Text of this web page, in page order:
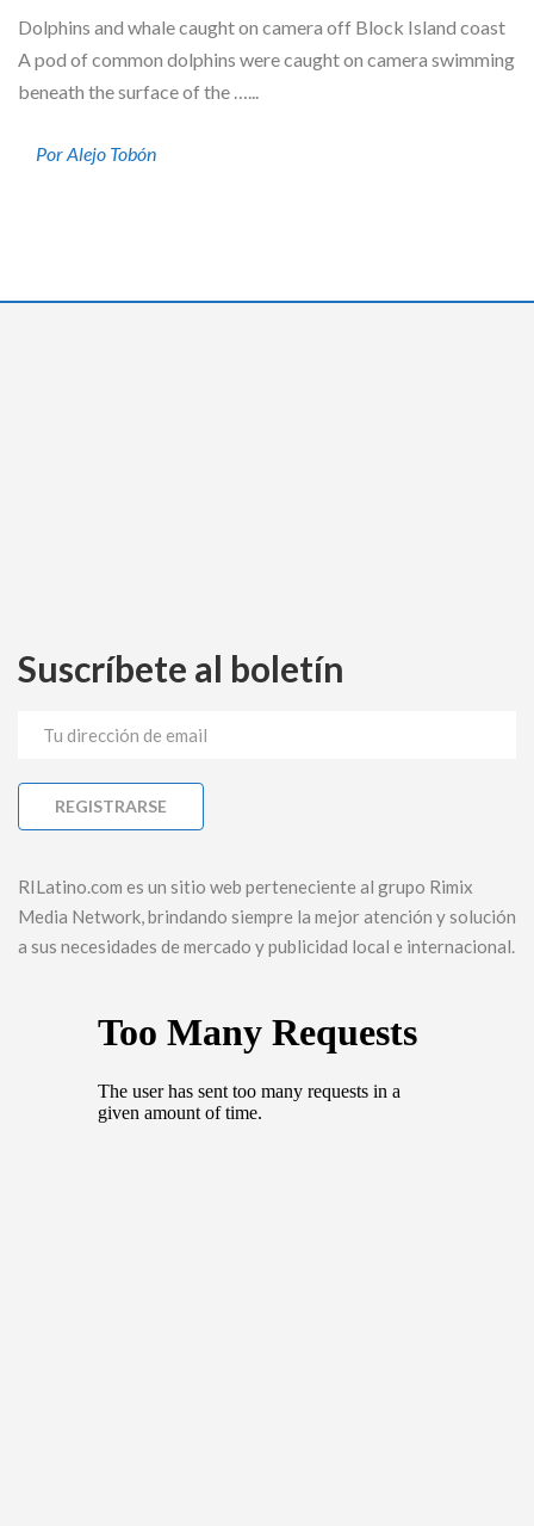
Dolphins and whale caught on camera off Block Island coast
A pod of common dolphins were caught on camera swimming
beneath the surface of the …...
Por Alejo Tobón
Suscríbete al boletín
RILatino.com es un sitio web perteneciente al grupo Rimix
Media Network, brindando siempre la mejor atención y solución
a sus necesidades de mercado y publicidad local e internacional.